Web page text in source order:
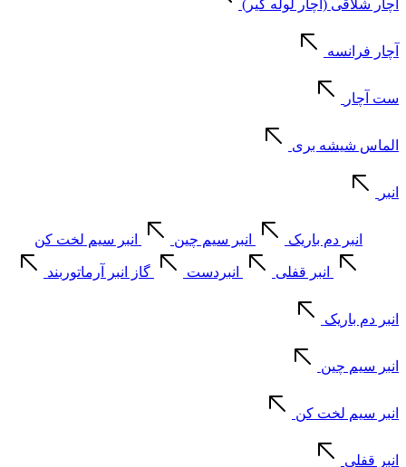
آچار شلاقی (آچار لوله گیر)
آچار فرانسه
ست آچار
الماس شیشه بری
انبر
انبر دم باریک انبر سیم چین انبر سیم لخت کن
انبر قفلی انبردست گاز انبر آرماتوربند
انبر دم باریک
انبر سیم چین
انبر سیم لخت کن
انبر قفلی